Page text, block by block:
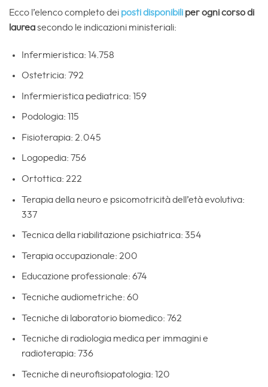
Ecco l’elenco completo dei posti disponibili per ogni corso di
laureasecondo le indicazioni ministeriali:
Infermieristica: 14.758
Ostetricia: 792
Infermieristica pediatrica: 159
Podologia: 115
Fisioterapia: 2.045
Logopedia: 756
Ortottica: 222
Terapia della neuro e psicomotricità dell’età evolutiva:
337
Tecnica della riabilitazione psichiatrica: 354
Terapia occupazionale: 200
Educazione professionale: 674
Tecniche audiometriche: 60
Tecniche di laboratorio biomedico: 762
Tecniche di radiologia medica per immagini e
radioterapia: 736
Tecniche di neurofisiopatologia: 120